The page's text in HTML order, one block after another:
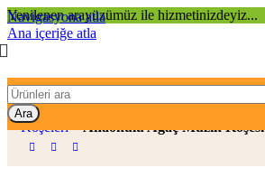
Navigasyona atla
Ana içeriğe atla
Yenilenen arayüzümüz ile hizmetinizdeyiz...
Ara
Ana Sayfa
Köşeleri»Anaokulu Ağaç Müzik Köşesi